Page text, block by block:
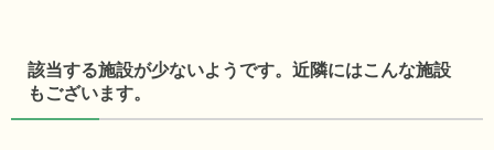
該当する施設が少ないようです。近隣にはこんな施設
もございます。